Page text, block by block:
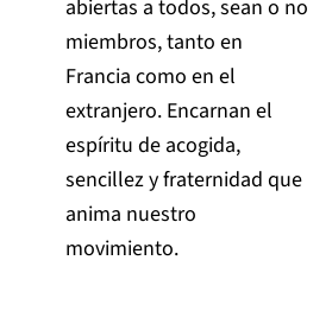
abiertas a todos, sean o no
miembros, tanto en
Francia como en el
extranjero. Encarnan el
espíritu de acogida,
sencillez y fraternidad que
anima nuestro
movimiento.